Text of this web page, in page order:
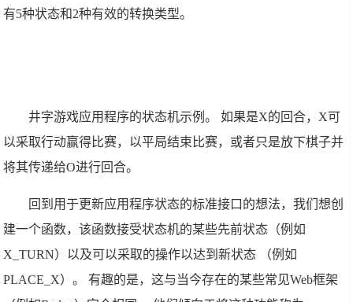
有5种状态和2种有效的转换类型。
井字游戏应用程序的状态机示例。 如果是X的回合，X可
以采取行动赢得比赛，以平局结束比赛，或者只是放下棋子并
将其传递给O进行回合。
回到用于更新应用程序状态的标准接口的想法，我们想创
建一个函数，该函数接受状态机的某些先前状态（例如
X_TURN）以及可以采取的操作以达到新状态 （例如
PLACE_X）。 有趣的是，这与当今存在的某些常见Web框架